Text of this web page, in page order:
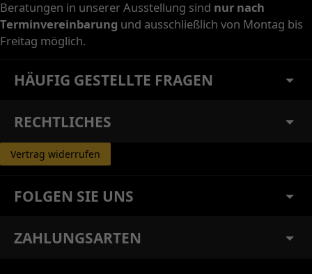
Beratungen in unserer Ausstellung sind nur nach
Terminvereinbarung und ausschließlich von Montag bis
Freitag möglich.
HÄUFIG GESTELLTE FRAGEN
RECHTLICHES
Vertrag widerrufen
FOLGEN SIE UNS
ZAHLUNGSARTEN